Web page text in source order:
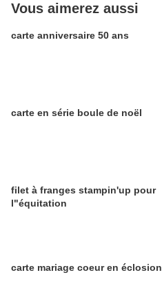
Vous aimerez aussi
carte anniversaire 50 ans
carte en série boule de noël
filet à franges stampin'up pour
l"équitation
carte mariage coeur en éclosion